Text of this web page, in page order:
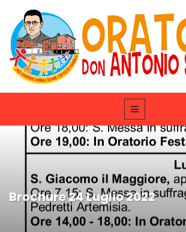
Brochure 24 Luglio 2022